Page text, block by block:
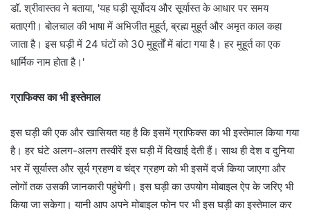
डॉ. श्रीवास्तव ने बताया, 'यह घड़ी सूर्योदय और सूर्यास्त के आधार पर समय
बताएगी। बोलचाल की भाषा में अभिजीत मुहूर्त, ब्रह्म मुहूर्त और अमृत काल कहा
जाता है। इस घड़ी में 24 घंटों को 30 मुहूर्तों में बांटा गया है। हर मुहूर्त का एक
धार्मिक नाम होता है।'
ग्राफिक्स का भी इस्तेमाल
इस घड़ी की एक और खासियत यह है कि इसमें ग्राफिक्स का भी इस्तेमाल किया गया
है। हर घंटे अलग-अलग तस्वीरें इस घड़ी में दिखाई देती हैं। साथ ही देश व दुनिया
भर में सूर्यास्त और सूर्य ग्रहण व चंद्र ग्रहण को भी इसमें दर्ज किया जाएगा और
लोगों तक उसकी जानकारी पहुंचेगी। इस घड़ी का उपयोग मोबाइल ऐप के जरिए भी
किया जा सकेगा। यानी आप अपने मोबाइल फोन पर भी इस घड़ी का इस्तेमाल कर